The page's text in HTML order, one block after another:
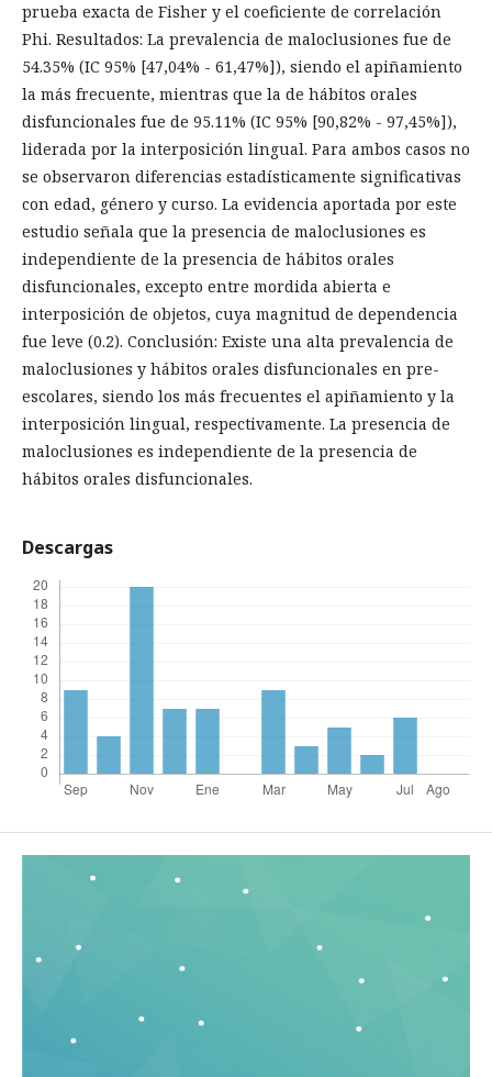
prueba exacta de Fisher y el coeficiente de correlación
Phi. Resultados: La prevalencia de maloclusiones fue de
54.35% (IC 95% [47,04% - 61,47%]), siendo el apiñamiento
la más frecuente, mientras que la de hábitos orales
disfuncionales fue de 95.11% (IC 95% [90,82% - 97,45%]),
liderada por la interposición lingual. Para ambos casos no
se observaron diferencias estadísticamente significativas
con edad, género y curso. La evidencia aportada por este
estudio señala que la presencia de maloclusiones es
independiente de la presencia de hábitos orales
disfuncionales, excepto entre mordida abierta e
interposición de objetos, cuya magnitud de dependencia
fue leve (0.2). Conclusión: Existe una alta prevalencia de
maloclusiones y hábitos orales disfuncionales en pre-
escolares, siendo los más frecuentes el apiñamiento y la
interposición lingual, respectivamente. La presencia de
maloclusiones es independiente de la presencia de
hábitos orales disfuncionales.
Descargas